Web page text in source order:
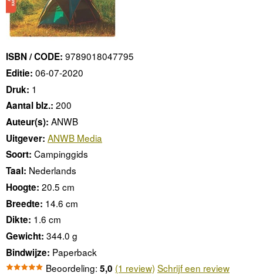
ISBN / CODE: 9789018047795
Editie: 06-07-2020
Druk: 1
Aantal blz.: 200
Auteur(s): ANWB
Uitgever: ANWB Media
Soort: Campinggids
Taal: Nederlands
Hoogte: 20.5 cm
Breedte: 14.6 cm
Dikte: 1.6 cm
Gewicht: 344.0 g
Bindwijze: Paperback
Beoordeling: 5,0 (1 review) Schrijf een review